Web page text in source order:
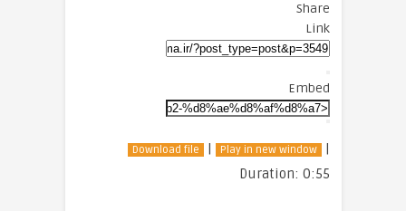
Share
Link
Embed
Download file | Play in new window
|
Duration: 0:55